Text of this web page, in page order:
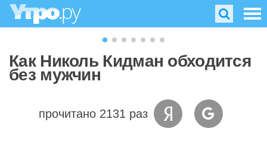
Как Николь Кидман обходится
без мужчин
прочитано 2131 раз